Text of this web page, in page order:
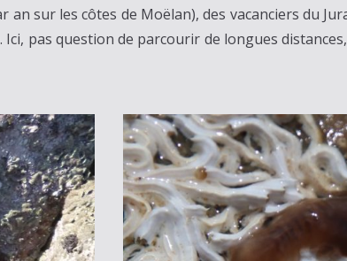
sur les côtes de Moëlan), des vacanciers du
pas question de parcourir de longues